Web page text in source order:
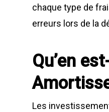
chaque type de
erreurs lors de la
Qu’en
Les